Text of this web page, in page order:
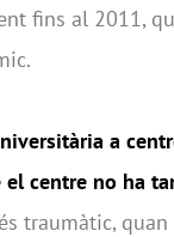
fins al 2011,
a
el centre no ha
traumàtic,